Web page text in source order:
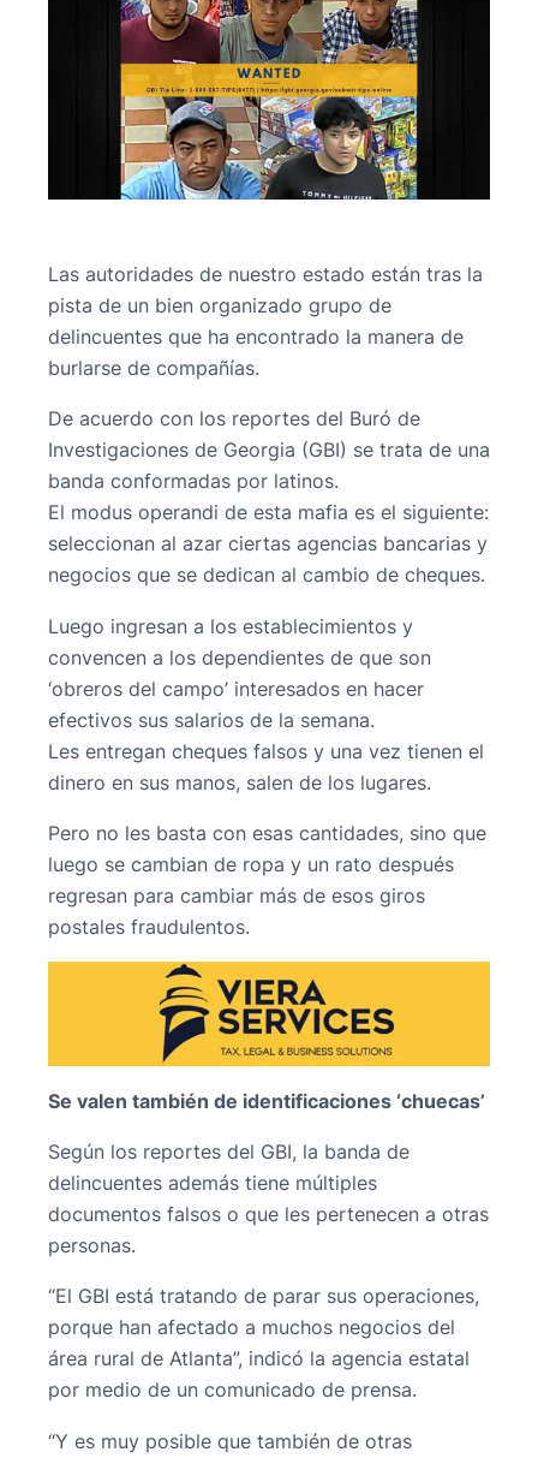
Las autoridades de nuestro estado están tras la
pista de un bien organizado grupo de
delincuentes que ha encontrado la manera de
burlarse de compañías.
De acuerdo con los reportes del Buró de
Investigaciones de Georgia (GBI) se trata de una
banda conformadas por latinos.
El modus operandi de esta mafia es el siguiente:
seleccionan al azar ciertas agencias bancarias y
negocios que se dedican al cambio de cheques.
Luego ingresan a los establecimientos y
convencen a los dependientes de que son
‘obreros del campo’ interesados en hacer
efectivos sus salarios de la semana.
Les entregan cheques falsos y una vez tienen el
dinero en sus manos, salen de los lugares.
Pero no les basta con esas cantidades, sino que
luego se cambian de ropa y un rato después
regresan para cambiar más de esos giros
postales fraudulentos.
Se valen también de identificaciones ‘chuecas’
Según los reportes del GBI, la banda de
delincuentes además tiene múltiples
documentos falsos o que les pertenecen a otras
personas.
“El GBI está tratando de parar sus operaciones,
porque han afectado a muchos negocios del
área rural de Atlanta”, indicó la agencia estatal
por medio de un comunicado de prensa.
“Y es muy posible que también de otras